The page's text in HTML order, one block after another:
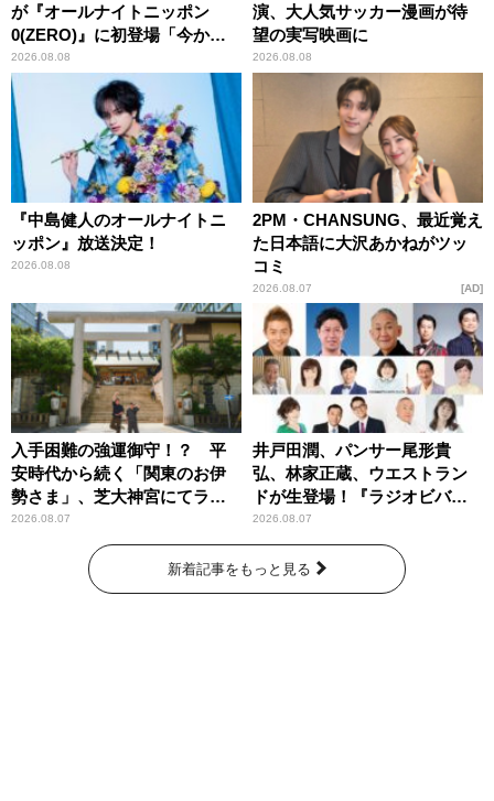
が『オールナイトニッポン
0(ZERO)』に初登場「今から
とてもワクワクしておりま
す！」
2026.08.08
演、大人気サッカー漫画が待
望の実写映画に
2026.08.08
『中島健人のオールナイトニ
ッポン』放送決定！
2026.08.08
2PM・CHANSUNG、最近覚え
た日本語に大沢あかねがツッ
コミ
2026.08.07 AD
入手困難の強運御守！？ 平
安時代から続く「関東のお伊
勢さま」、芝大神宮にてラン
パンプスが合格祈願！
2026.08.07
井戸田潤、パンサー尾形貴
弘、林家正蔵、ウエストラン
ドが生登場！『ラジオビバリ
ー昼ズ』
2026.08.07
新着記事をもっと見る